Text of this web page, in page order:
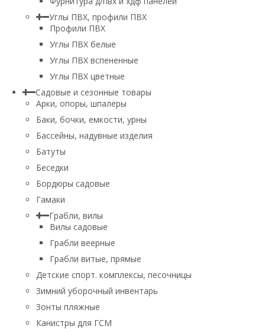
Углы ПВХ, профили ПВХ
Профили ПВХ
Углы ПВХ белые
Углы ПВХ вспененные
Углы ПВХ цветные
Садовые и сезонные товары
Арки, опоры, шпалеры
Баки, бочки, емкости, урны
Бассейны, надувные изделия
Батуты
Беседки
Бордюры садовые
Гамаки
Грабли, вилы
Вилы садовые
Грабли веерные
Грабли витые, прямые
Детские спорт. комплексы, песочницы
Зимний уборочный инвентарь
Зонты пляжные
Канистры для ГСМ